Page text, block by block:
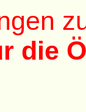
die